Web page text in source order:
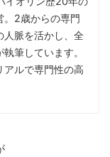
。2歳からの専門
人脈を活かし、全
筆しています。
アルで専門性の高